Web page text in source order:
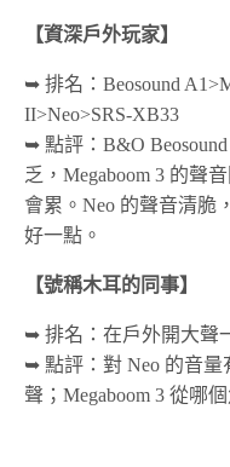
【資深戶外玩家】
➥ 排名：Beosound
II>Neo>SRS-XB33
➥ 點評：B&O
乏，Megaboom 3 的聲
會累。Neo 的聲音清脆
好一點。
【號稱木耳的同事】
➥ 排名：在戶外開大聲
➥ 點評：對 Neo 的音
聲；Megaboom 3 從哪